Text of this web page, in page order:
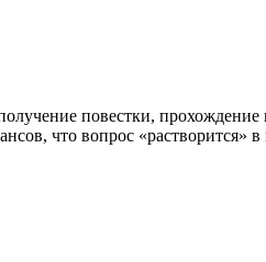
повестки,
что вопрос «растворится» в